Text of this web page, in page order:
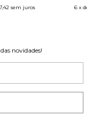
sem juros 6 xde
novidades!